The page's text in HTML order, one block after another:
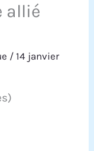
allié
/14 janvier